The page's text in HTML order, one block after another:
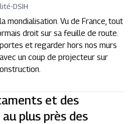
-DSIH
mondialisation. Vu de France, tout
droit sur sa feuille de route.
et regarder hors nos murs
un coup de projecteur sur
et des
plus près des